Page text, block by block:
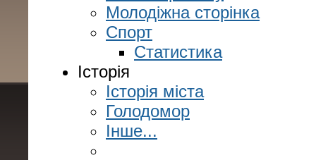
Молодіжна сторінка
Спорт
Статистика
Історія
Історія міста
Голодомор
Інше...